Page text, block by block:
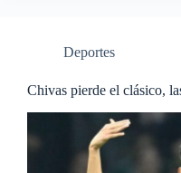
Deportes
Chivas pierde el clásico,